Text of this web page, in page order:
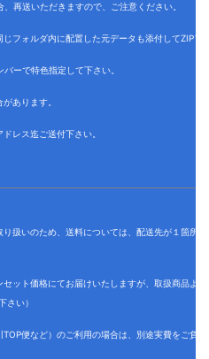
再送いただきますので、ご注意ください。
フォルダ内に配置した元データも添付してZIPフ
ーで特色指定して下さい。
あります。
レス迄ご送付下さい。
扱いのため、送料については、配送先が１箇所
ット価格にてお届けいたしますが、取扱商品よ
さい）
便など）のご利用の場合は、別途実費をご負